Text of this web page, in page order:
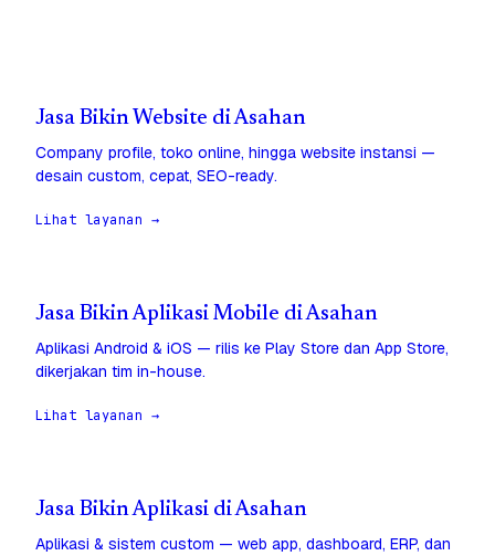
Jasa Bikin Website di Asahan
Company profile, toko online, hingga website instansi —
desain custom, cepat, SEO-ready.
Lihat layanan →
Jasa Bikin Aplikasi Mobile di Asahan
Aplikasi Android & iOS — rilis ke Play Store dan App Store,
dikerjakan tim in-house.
Lihat layanan →
Jasa Bikin Aplikasi di Asahan
Aplikasi & sistem custom — web app, dashboard, ERP, dan